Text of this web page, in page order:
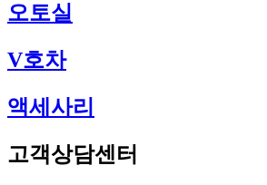
오토실
V호차
액세사리
고객상담센터